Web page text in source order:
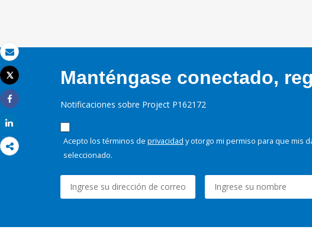
Correo electrónico
Imprimir
Tweet
Share
Manténgase conectado,
Notificaciones sobre Project P162172
Acepto los términos de privacidad y otorgo mi permiso para que mis
seleccionado.